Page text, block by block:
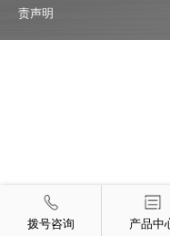
责声明
拨号咨询 产品中